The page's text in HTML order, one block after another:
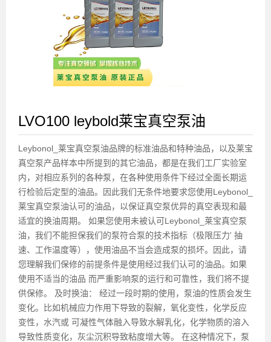
LVO100 leybold莱宝真空泵油
Leybonol_莱宝真空泵油品牌的标准油品和特种油品，以及莱宝
真空泵产品样本中所提到的其它油品，都是在我们工厂实验室
内，对相应系列的各种泵，在各种使用条件下经过全面长期运
行检验后定型的油品。因此我们无条件地要求您使用Leybonol_
莱宝真空泵油认可的油品，以保证真空泵优异的真空表现和最
适宜的换油周期。 如果您使用未被认可Leybonol_莱宝真空泵
油，我们不能担保我们的泵符合泵的技术指标（极限压力' 抽
速、工作温度等），使用油品不当会造成泵的损坏。因此，请
您理解我们保修的前提条件是使用经过我们认可的油品。如果
使用不适当的油品 而严重影响泵的运行和可靠性，我们将不提
供保修。 及时换油： 经过一段时期的使用，泵油的性质会发生
变化。比如机械应力作用下导致的裂解，氧化变性，化学反应
变性，水汽或 可凝性气体融入导致水解乳化，化学物质的溶入
导致性质变化，灰尘沉积导致粘度增大等。 在这种情况下，泵